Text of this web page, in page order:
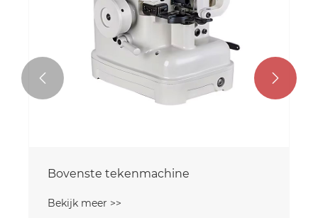
Bovenste tekenmachine
Bekijk meer >>
 